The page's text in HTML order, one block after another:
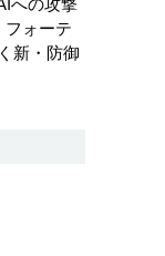
への攻撃
ォーテ
新・防御